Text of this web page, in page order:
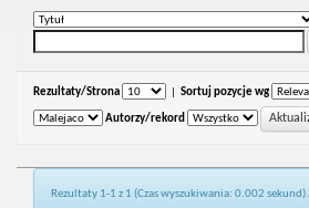
Rezultaty/Strona Sortuj pozycje wg
Autorzy/rekord
Rezultaty 1-1 z 1 (Czas wyszukiwania: 0.002 sekund).